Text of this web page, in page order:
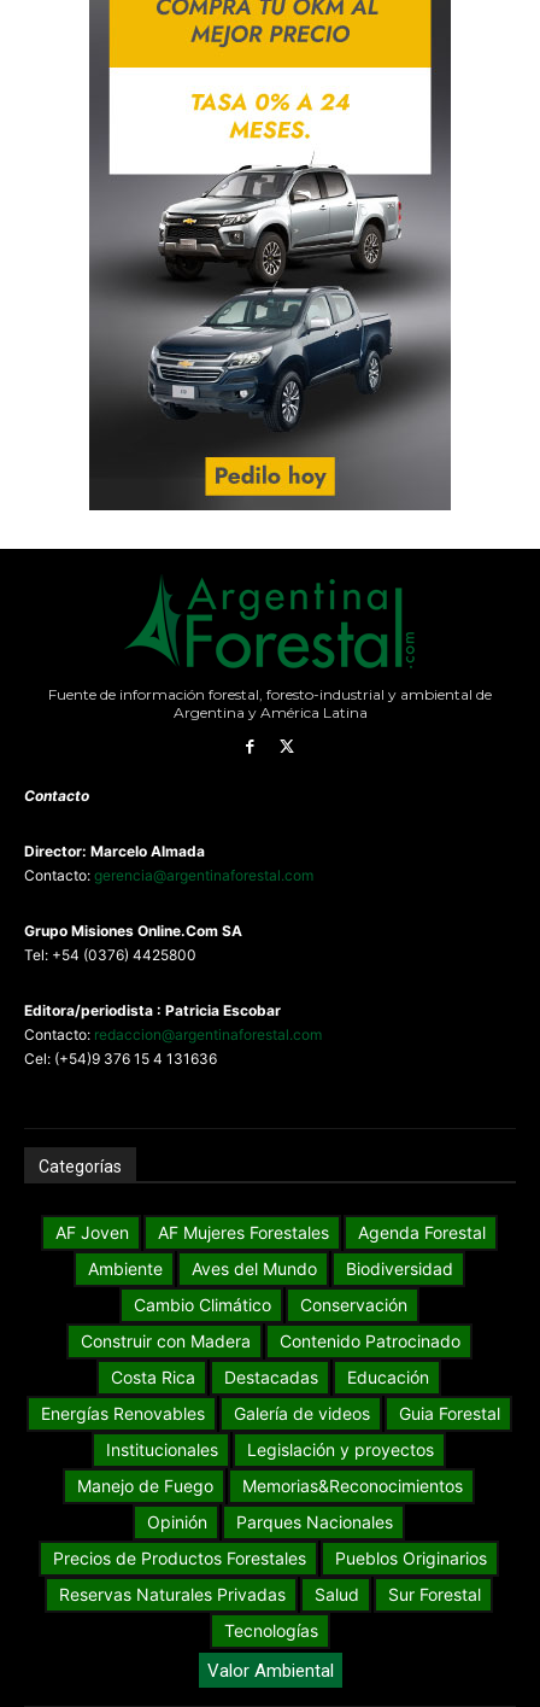
Fuente de información forestal, foresto-industrial y ambiental de
Argentina y América Latina
Contacto
Director: Marcelo Almada
Contacto: gerencia@argentinaforestal.com
Grupo Misiones Online.Com SA
Tel: +54 (0376) 4425800
Editora/periodista : Patricia Escobar
Contacto: redaccion@argentinaforestal.com
Cel: (+54)9 376 15 4 131636
Categorías
AF Joven AF Mujeres Forestales
Agenda Forestal
Ambiente
Aves del Mundo
Biodiversidad
Cambio Climático
Conservación
Construir con Madera
Contenido Patrocinado
Costa Rica
Destacadas
Educación
Energías Renovables
Galería de videos
Guia Forestal
Institucionales
Legislación y proyectos
Manejo de Fuego
Memorias&Reconocimientos
Opinión
Parques Nacionales
Precios de Productos Forestales
Pueblos Originarios
Reservas Naturales Privadas
Salud
Sur Forestal
Tecnologías
Valor Ambiental